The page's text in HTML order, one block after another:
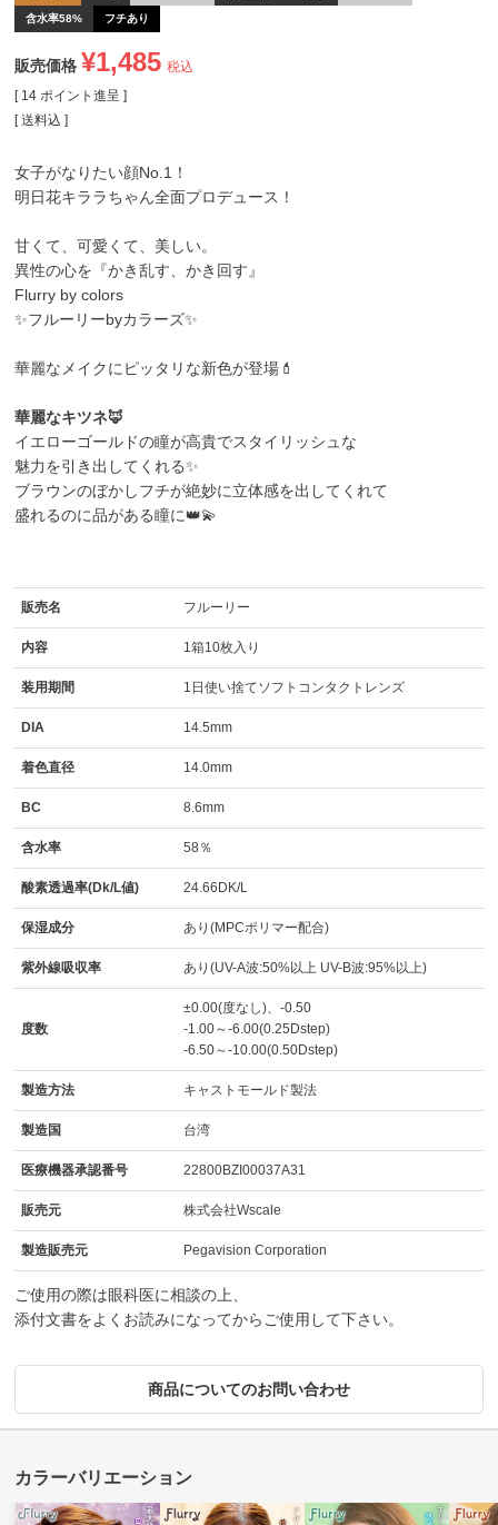
含水率58% フチあり
販売価格 ¥1,485 税込
[ 14 ポイント進呈 ]
送料込
女子がなりたい顔No.1！
明日花キララちゃん全面プロデュース！
甘くて、可愛くて、美しい。
異性の心を『かき乱す、かき回す』
Flurry by colors
✨フルーリーbyカラーズ✨
華麗なメイクにピッタリな新色が登場💄
華麗なキツネ🦊
イエローゴールドの瞳が高貴でスタイリッシュな
魅力を引き出してくれる✨
ブラウンのぼかしフチが絶妙に立体感を出してくれて
盛れるのに品がある瞳に👑💫
販売名 フルーリー
内容 1箱10枚入り
装用期間 1日使い捨てソフトコンタクトレンズ
DIA 14.5mm
着色直径 14.0mm
BC 8.6mm
含水率 58％
酸素透過率(Dk/L値) 24.66DK/L
保湿成分 あり(MPCポリマー配合)
紫外線吸収率 あり(UV-A波:50%以上 UV-B波:95%以上)
度数
±0.00(度なし)、-0.50
-1.00～-6.00(0.25Dstep)
-6.50～-10.00(0.50Dstep)
製造方法 キャストモールド製法
製造国 台湾
医療機器承認番号 22800BZI00037A31
販売元 株式会社Wscale
製造販売元 Pegavision Corporation
ご使用の際は眼科医に相談の上、
添付文書をよくお読みになってからご使用して下さい。
商品についてのお問い合わせ